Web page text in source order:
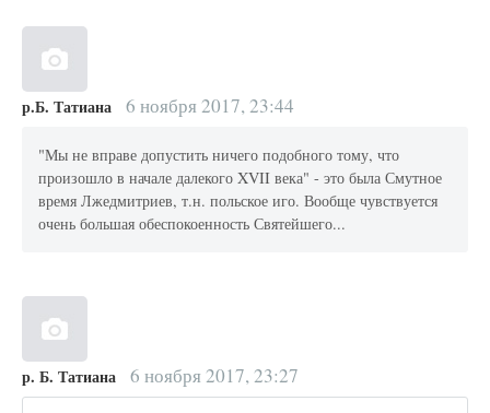
р.Б. Татиана 6 ноября 2017, 23:44
"Мы не вправе допустить ничего подобного тому, что
произошло в начале далекого XVII века" - это была Смутное
время Лжедмитриев, т.н. польское иго. Вообще чувствуется
очень большая обеспокоенность Святейшего...
р. Б. Татиана 6 ноября 2017, 23:27